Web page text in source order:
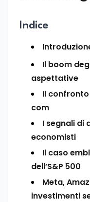
Indice
Il boom
aspettative
Il
com
I segnali di
economisti
Il caso
dell’S&P 500
Meta,
investimenti